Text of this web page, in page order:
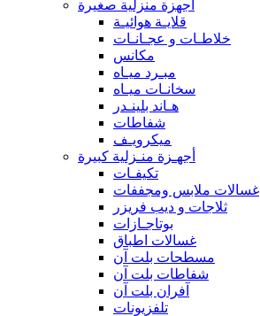
أجهزة منزلية صغيرة
قلايـة هوائيـة
خلاطـات و عجـانـات
مكانس
مبـرد ميـاه
سخانـات ميـاه
هـاند بلينـدر
شفاطات
ميكرويـف
أجهـزة منـزلية كبيرة
تكيفـات
غسالات ملابس ومجففات
ثلاجات و ديب فريزر
بوتاجـازات
غسالات اطباق
مسطحات بلت آن
شفاطات بلت آن
آفران بلت آن
تلفزيونات